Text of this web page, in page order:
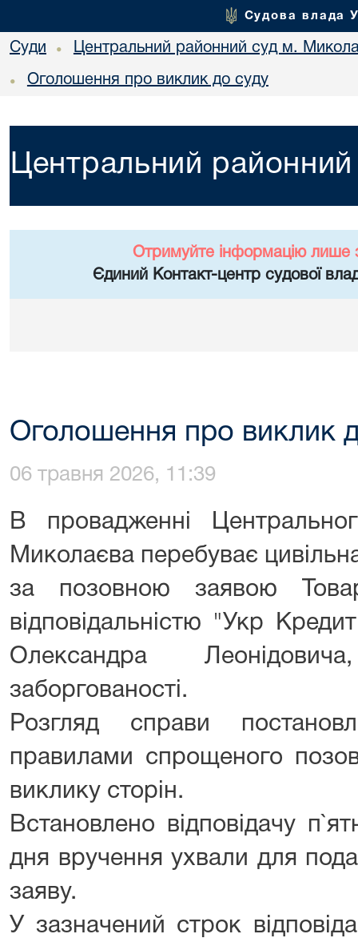
Судова влада
Суди • Центральний районний суд м.
• Оголошення про виклик до суду
Центральний
Отримуйте інформацію лише
Єдиний Контакт-центр судової
Оголошення про виклик
06 травня 2026, 11:39
В провадженні
Миколаєва перебуває
за позовною заявою
відповідальністю "Укр
Олександра
заборгованості.
Розгляд справи
правилами спрощеного
виклику сторін.
Встановлено відповідачу
дня вручення ухвали для
заяву.
У зазначений строк